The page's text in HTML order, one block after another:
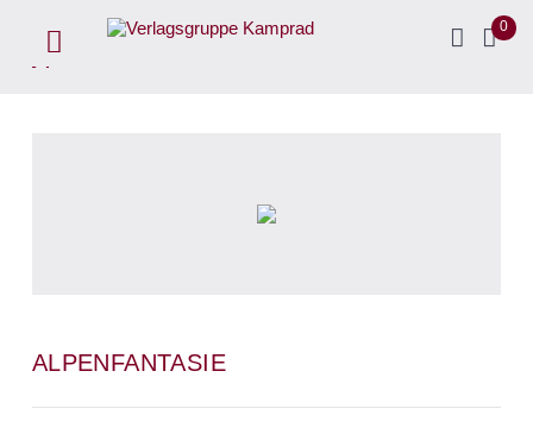
Navigation
0
ALPENFANTASIE